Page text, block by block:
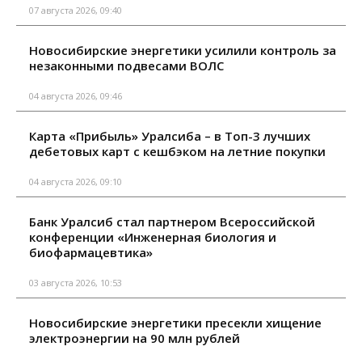
07 августа 2026, 09:40
Новосибирские энергетики усилили контроль за
незаконными подвесами ВОЛС
04 августа 2026, 09:46
Карта «Прибыль» Уралсиба – в Топ-3 лучших
дебетовых карт с кешбэком на летние покупки
04 августа 2026, 09:10
Банк Уралсиб стал партнером Всероссийской
конференции «Инженерная биология и
биофармацевтика»
03 августа 2026, 10:53
Новосибирские энергетики пресекли хищение
электроэнергии на 90 млн рублей